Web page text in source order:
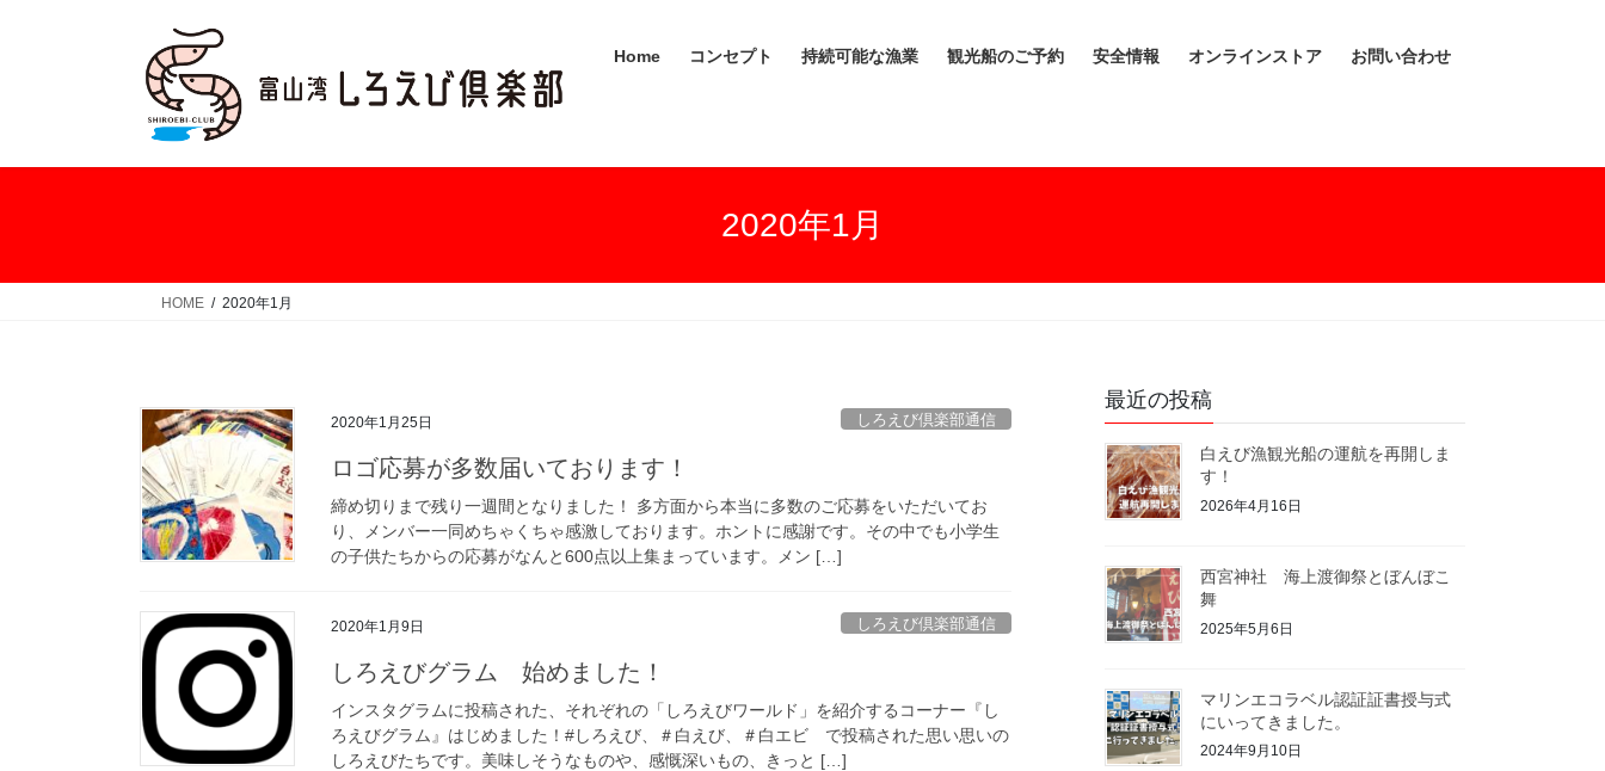
Home コンセプト 持続可能な漁業 観光船のご予約 安全情報 オンラインストア お問い合わせ
2020年1月
HOME 2020年1月
2020年1月25日 しろえび倶楽部通信
ロゴ応募が多数届いております！
締め切りまで残り一週間となりました！ 多方面から本当に多数のご応募をいただいてお
り、メンバー一同めちゃくちゃ感激しております。ホントに感謝です。その中でも小学生
の子供たちからの応募がなんと600点以上集まっています。メン […]
2020年1月9日 しろえび倶楽部通信
しろえびグラム 始めました！
インスタグラムに投稿された、それぞれの「しろえびワールド」を紹介するコーナー『し
ろえびグラム』はじめました！#しろえび、＃白えび、＃白エビ で投稿された思い思いの
しろえびたちです。美味しそうなものや、感慨深いもの、きっと […]
最近の投稿
白えび漁観光船の運航を再開しま
す！
2026年4月16日
西宮神社 海上渡御祭とぼんぼこ
舞
2025年5月6日
マリンエコラベル認証証書授与式
にいってきました。
2024年9月10日